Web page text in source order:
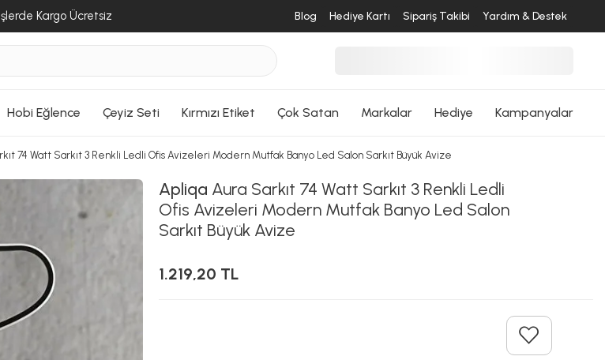
Kargo Ücretsiz Blog Hediye Kartı Sipariş Takibi Yardım & Destek
Hobi Eğlence Çeyiz Seti Kırmızı Etiket Çok Satan Markalar Hediye Kampanyalar
74 Watt Sarkıt 3 Renkli Ledli Ofis Avizeleri Modern Mutfak Banyo Led Salon Sarkıt Büyük Avize
Apliqa Aura Sarkıt 74 Watt Sarkıt 3 Renkli Ledli
Ofis Avizeleri Modern Mutfak Banyo Led Salon
Sarkıt Büyük Avize
1.219,20 TL